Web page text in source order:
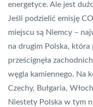
energetyce. Ale jest
Jeśli podzielić emisję
miejscu są Niemcy –
na drugim Polska,
prześcignęła
węgla kamiennego. Na
Czechy, Bułgaria,
Niestety Polska w tym